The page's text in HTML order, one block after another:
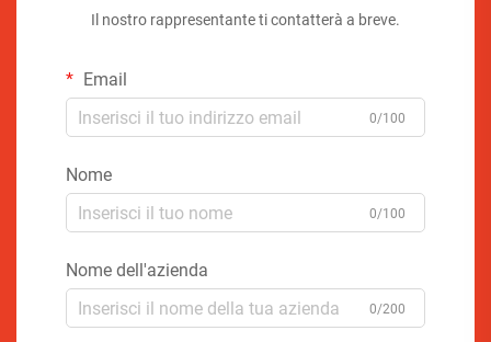
Il nostro rappresentante ti contatterà a breve.
Email
0/100
Nome
0/100
Nome dell'azienda
0/200